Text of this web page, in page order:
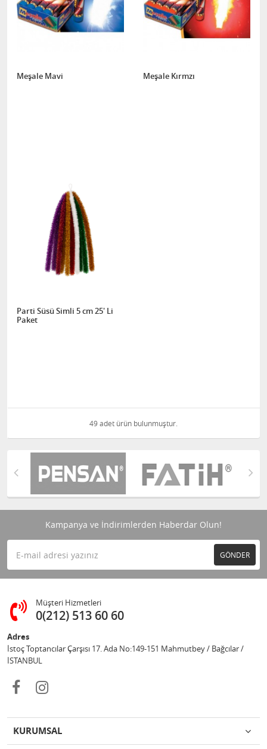
Meşale Mavi Meşale Kırmzı
Parti Süsü Simli 5 cm 25' Li
Paket
49 adet ürün bulunmuştur.
Kampanya ve İndirimlerden Haberdar Olun!
GÖNDER
Müşteri Hizmetleri
0(212) 513 60 60
Adres
İstoç Toptancılar Çarşısı 17. Ada No:149-151 Mahmutbey / Bağcılar /
İSTANBUL
KURUMSAL